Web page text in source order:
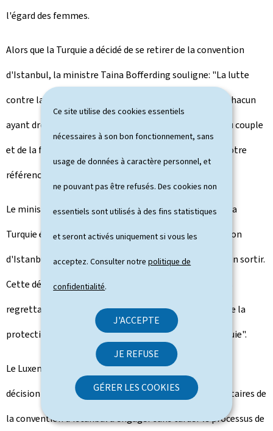
Ce site utilise des cookies essentiels
nécessaires à son bon fonctionnement, sans
usage de données à caractère personnel, et
ne pouvant pas être refusés. Des cookies non
essentiels sont utilisés à des fins statistiques
et seront activés uniquement si vous les
acceptez. Consulter notrepolitique de
confidentialité.
J'ACCEPTE
JE REFUSE
GÉRER LES COOKIES
l'égard des femmes.
Alors que la Turquie a décidé de se retirer de la convention
d'Istanbul, la ministre Taina Bofferding souligne: "La lutte
contre la violence nous concernant toutes et tous et chacun
ayant droit à une vie sans violence, y compris au sein du couple
et de la famille, la convention d'Istanbul doit rester notre
référence absolue dans l'atteinte de cet objectif."
Le ministre Jean Asselborn rappelle, quant à lui, que "la
Turquie était le premier pays à avoir ratifié la convention
d'Istanbul en 2012 et est désormais le premier pays à en sortir.
Cette décision du gouvernement turc est d'autant plus
regrettable qu'elle risque fortement de compromettre la
protection des droits des femmes et des filles en Turquie".
Le Luxembourg appelle la Turquie à reconsidérer cette
décision de retrait et encourage les autres États signataires de
la convention d'Istanbul à engager sans tarder le processus de